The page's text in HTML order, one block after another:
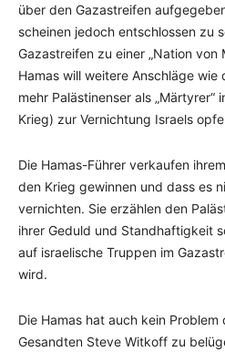
über den Gazastreifen
scheinen jedoch entschlossen zu
Gazastreifen zu einer „Nation von
Hamas will weitere Anschläge wie
mehr Palästinenser als „Märtyrer“
Krieg) zur Vernichtung Israels
Die Hamas-Führer verkaufen
den Krieg gewinnen und dass es
vernichten. Sie erzählen den
ihrer Geduld und Standhaftigkeit
auf israelische Truppen im
wird.
Die Hamas hat auch kein
Gesandten Steve Witkoff zu